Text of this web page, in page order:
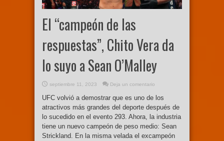
El “campeón de las
respuestas”, Chito Vera da
lo suyo a Sean O’Malley
septiembre 11, 2023 Deja un comentario
UFC volvió a demostrar que es uno de los
atractivos más grandes del deporte después de
lo sucedido en el evento 293. Ahora, la industria
tiene un nuevo campeón de peso medio: Sean
Strickland. En la misma velada el excampeón